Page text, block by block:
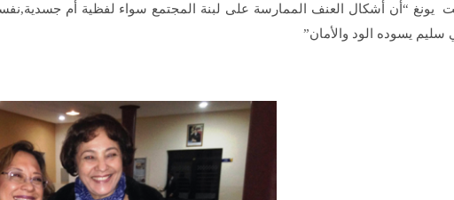
يونغ “أن أشكال العنف الممارسة على لبنة المجتمع سواء لفظية أم
سليم يسوده الود والأمان”